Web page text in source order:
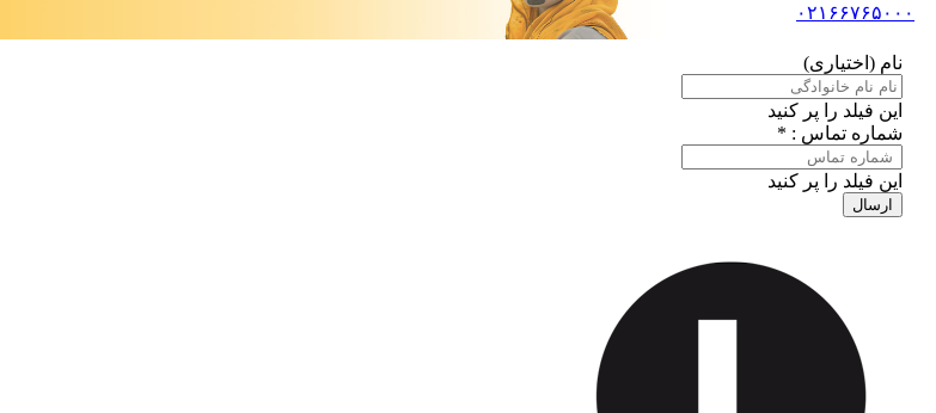
۰۲۱۶۶۷۶۵۰۰۰
نام (اختیاری)
این فیلد را پر کنید
شماره تماس : *
این فیلد را پر کنید
ارسال